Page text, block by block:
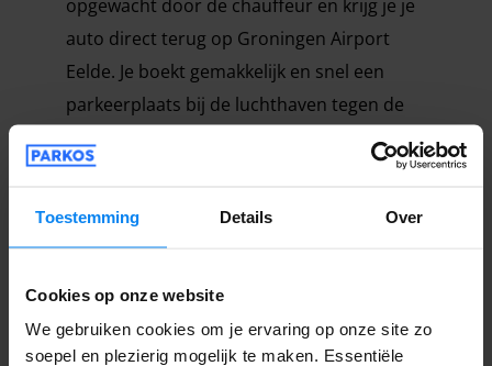
Toestemming Details Over
Cookies op onze website
We gebruiken cookies om je ervaring op onze site zo
soepel en plezierig mogelijk te maken. Essentiële
opgewacht door de chauffeur en krijg je je
auto direct terug op Groningen Airport
Eelde. Je boekt gemakkelijk en snel een
parkeerplaats bij de luchthaven tegen de
laagste prijs. Het auto parkeren met valet
parkeren is hierbij een optie. Heb je vragen
deveelgestelde vragen
met deklantenservice .